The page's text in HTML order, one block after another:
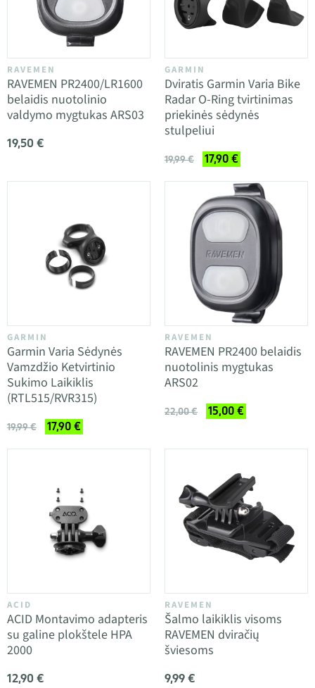
RAVEMEN
RAVEMEN PR2400/LR1600
belaidis nuotolinio
valdymo mygtukas ARS03
19,50 €
GARMIN
Dviratis Garmin Varia Bike
Radar O-Ring tvirtinimas
priekinės sėdynės
stulpeliui
19,99 € 17,90 €
GARMIN
Garmin Varia Sėdynės
Vamzdžio Ketvirtinio
Sukimo Laikiklis
(RTL515/RVR315)
19,99 € 17,90 €
RAVEMEN
RAVEMEN PR2400 belaidis
nuotolinis mygtukas
ARS02
22,00 € 15,00 €
ACID
ACID Montavimo adapteris
su galine plokštele HPA
2000
12,90 €
RAVEMEN
Šalmo laikiklis visoms
RAVEMEN dviračių
šviesoms
9,99 €